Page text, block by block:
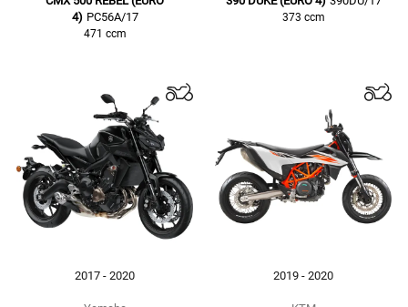
4) PC56A/17
471 ccm
373 ccm
2017 - 2020 2019 - 2020